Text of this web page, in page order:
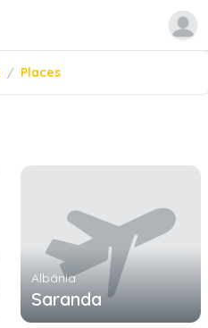
/ Places
Albânia
Saranda